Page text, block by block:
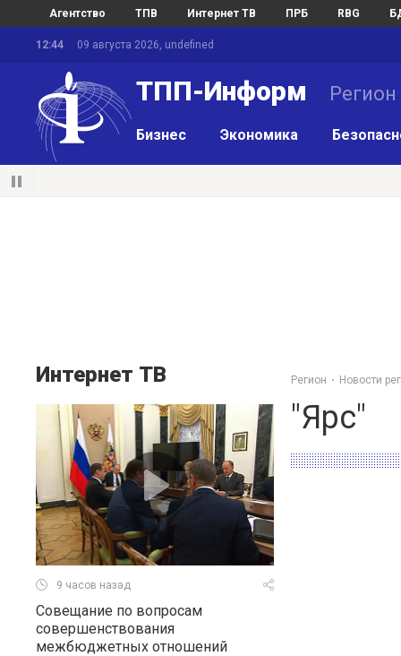
Агентство ТПВ Интернет ТВ ПРБ RBG
12:44 09 августа 2026, undefined
ТПП-Информ Регион
Бизнес Экономика
Интернет ТВ
9 часов назад
Совещание по вопросам
совершенствования
межбюджетных отношений
Регион Новости
"Ярс"